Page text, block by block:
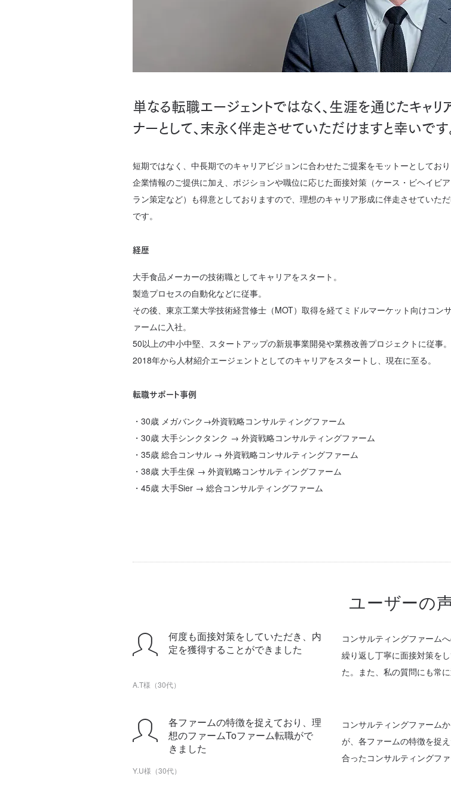
単なる転職エージェントではなく、生涯を通じたキャリ
ナーとして、末永く伴走させていただけますと幸いです
短期ではなく、中長期でのキャリアビジョンに合わせたご提案をモットーとしており
企業情報のご提供に加え、ポジションや職位に応じた面接対策（ケース・ビヘイビ
ラン策定など）も得意としておりますので、理想のキャリア形成に伴走させていた
です。
経歴
大手食品メーカーの技術職としてキャリアをスタート。
製造プロセスの自動化などに従事。
その後、東京工業大学技術経営修士（MOT）取得を経てミドルマーケット向けコン
ァームに入社。
50以上の中小中堅、スタートアップの新規事業開発や業務改善プロジェクトに従事。
2018年から人材紹介エージェントとしてのキャリアをスタートし、現在に至る。
転職サポート事例
・30歳 メガバンク→外資戦略コンサルティングファーム
・30歳 大手シンクタンク → 外資戦略コンサルティングファーム
・35歳 総合コンサル → 外資戦略コンサルティングファーム
・38歳 大手生保 → 外資戦略コンサルティングファーム
・45歳 大手Sier → 総合コンサルティングファーム
ユーザーの
何度も面接対策をしていただき、内
定を獲得することができました
A.T様（30代）
コンサルティングファーム
繰り返し丁寧に面接対策を
た。また、私の質問にも常
各ファームの特徴を捉えており、理
想のファームToファーム転職がで
きました
Y.U様（30代）
コンサルティングファーム
が、各ファームの特徴を捉
合ったコンサルティングフ